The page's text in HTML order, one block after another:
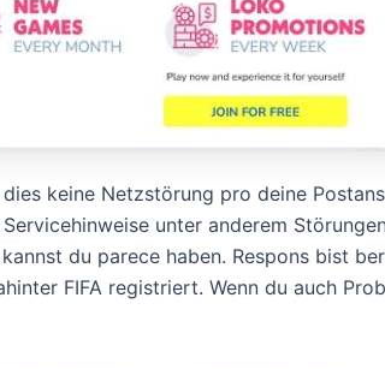
keine Netzstörung pro deine
unter anderem
du parece haben. Respons bist
FIFA registriert. Wenn du auch